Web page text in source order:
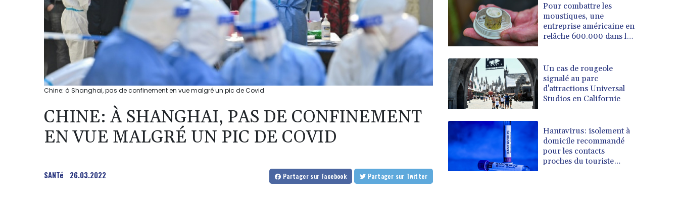
Chine: à Shanghai, pas de confinement en vue malgré un pic de Covid
CHINE: À SHANGHAI, PAS DE CONFINEMENT
EN VUE MALGRÉ UN PIC DE COVID
SANTé 26.03.2022 Partager sur Facebook Partager sur Twitter
Pour combattre les
moustiques, une
entreprise américaine en
relâche 600.000 dans les
Un cas de rougeole
signalé au parc
d'attractions Universal
Studios en Californie
Hantavirus: isolement à
domicile recommandé
pour les contacts
proches du touriste